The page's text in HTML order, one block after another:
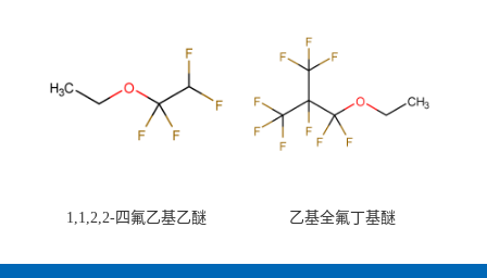
1,1,2,2-四氟乙基乙醚 乙基全氟丁基醚